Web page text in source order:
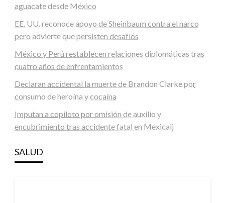
aguacate desde México
EE. UU. reconoce apoyo de Sheinbaum contra el narco
pero advierte que persisten desafíos
México y Perú restablecen relaciones diplomáticas tras
cuatro años de enfrentamientos
Declaran accidental la muerte de Brandon Clarke por
consumo de heroína y cocaína
Imputan a copiloto por omisión de auxilio y
encubrimiento tras accidente fatal en Mexicali
SALUD